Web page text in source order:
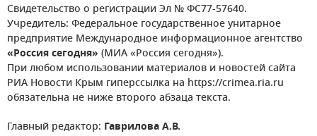
Свидетельство о регистрации Эл № ФС77-57640.
Учредитель: Федеральное государственное унитарное
предприятие Международное информационное агентство
«Россия сегодня» (МИА «Россия сегодня»).
При любом использовании материалов и новостей сайта
РИА Новости Крым гиперссылка на https://crimea.ria.ru
обязательна не ниже второго абзаца текста.
Главный редактор: Гаврилова А.В.